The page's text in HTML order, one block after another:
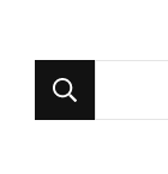
for